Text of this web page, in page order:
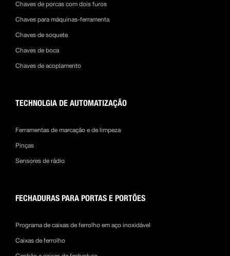
Chaves de porcas com dois furos
Chaves para máquinas-ferramenta
Chaves de soquete
Chaves de boca
Chaves de acoplamento
TECHNOLGIA DE AUTOMATIZAÇÃO
Ferramentas de marcação e de limpeza
Pinças
Sensores de rádio
FECHADURAS PARA PORTAS E PORTÕES
Programa de caixas de ferrolho em aço inoxidável
Caixas de ferrolho